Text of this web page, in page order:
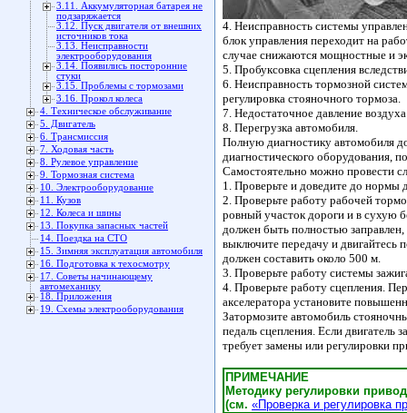
3.11. Аккумуляторная батарея не
подзаряжается
3.12. Пуск двигателя от внешних
источников тока
3.13. Неисправности
электрооборудования
3.14. Появились посторонние
стуки
3.15. Проблемы с тормозами
3.16. Прокол колеса
4. Техническое обслуживание
5. Двигатель
6. Трансмиссия
7. Ходовая часть
8. Рулевое управление
9. Тормозная система
10. Электрооборудование
11. Кузов
12. Колеса и шины
13. Покупка запасных частей
14. Поездка на СТО
15. Зимняя эксплуатация автомобиля
16. Подготовка к техосмотру
17. Советы начинающему
автомеханику
18. Приложения
19. Схемы электрооборудования
4. Неисправность системы
блок управления переходит на
случае снижаются мощностные и
5. Пробуксовка сцепления
6. Неисправность тормозной
регулировка стояночного тормоза.
7. Недостаточное давление
8. Перегрузка автомобиля.
Полную диагностику автомобиля
диагностического оборудования,
Самостоятельно можно провести
1. Проверьте и доведите до нормы
2. Проверьте работу рабочей
ровный участок дороги и в сухую
должен быть полностью заправлен,
выключите передачу и двигайтесь
должен составить около 500 м.
3. Проверьте работу системы
4. Проверьте работу сцепления.
акселератора установите
Затормозите автомобиль
педаль сцепления. Если двигатель
требует замены или регулировки
ПРИМЕЧАНИЕ
Методику регулировки
(см. «Проверка и регулировка